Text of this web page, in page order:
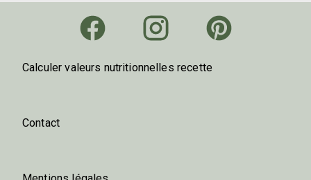
Calculer valeurs nutritionnelles recette
Contact